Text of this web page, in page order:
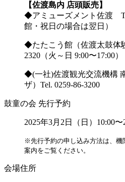
【佐渡島内 店頭販売】
◆アミューズメント佐渡
館・祝日の場合は翌日）
◆たたこう館（佐渡太鼓体
2320（火～日 9:00〜17:00）
◆(一社)佐渡観光交流機構
ザ）Tel. 0259-86-3200
鼓童の会 先行予約
2025年3月2日（日）10:00〜
※先行予約の申し込み方法は、機
案内をご覧ください。
会場住所